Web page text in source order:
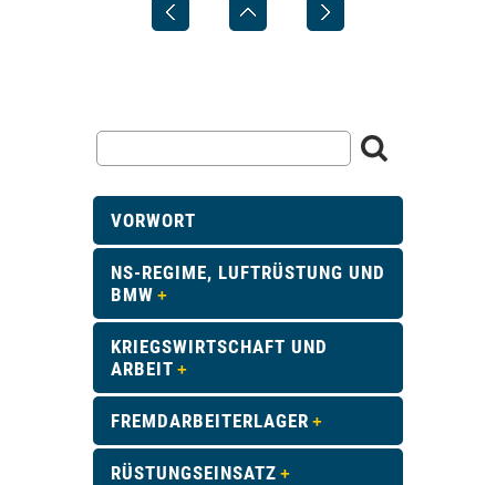
VORWORT
NS-REGIME, LUFTRÜSTUNG UND
BMW
KRIEGSWIRTSCHAFT UND
ARBEIT
FREMDARBEITERLAGER
RÜSTUNGSEINSATZ